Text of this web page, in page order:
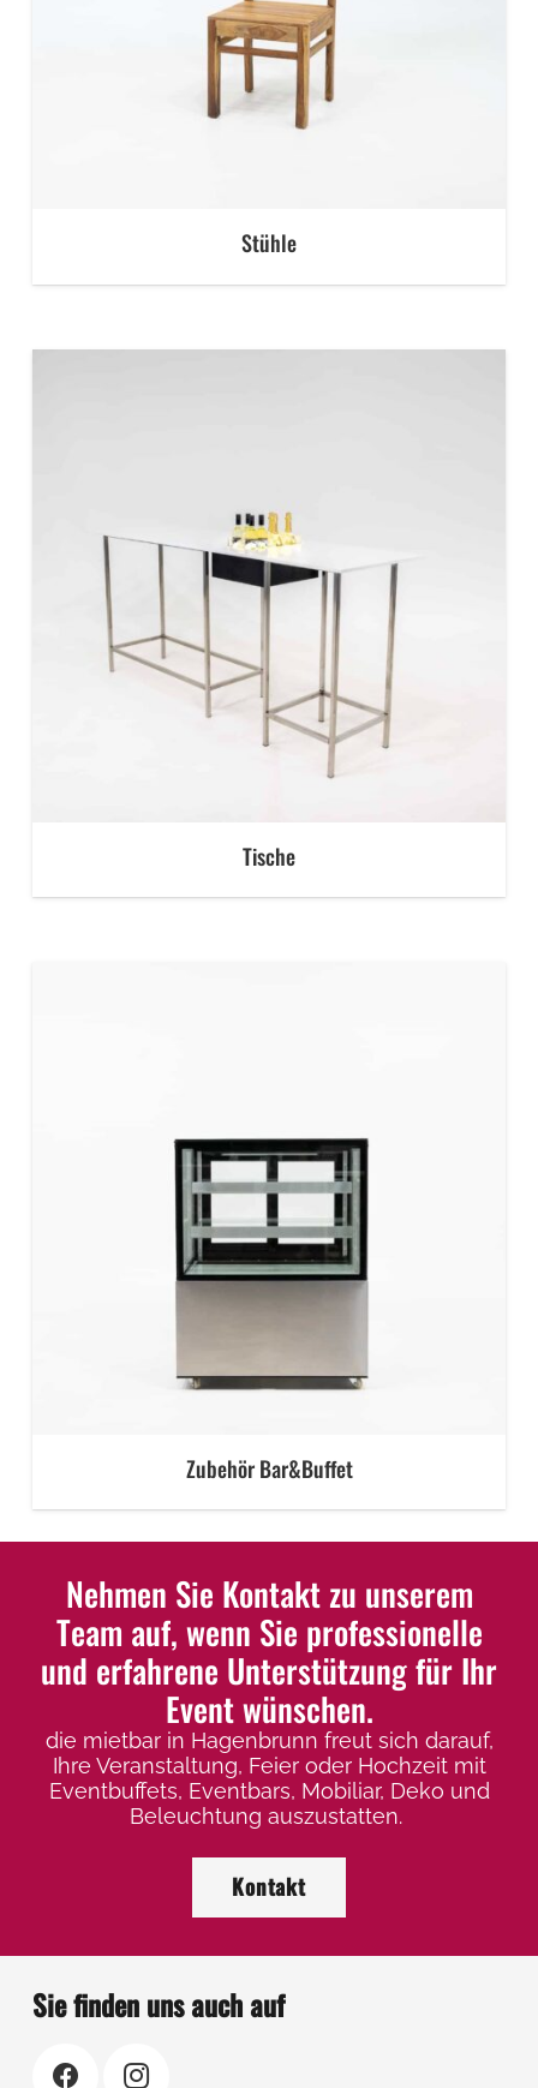
Stühle
Tische
Zubehör Bar&Buffet
Nehmen Sie Kontakt zu unserem
Team auf, wenn Sie professionelle
und erfahrene Unterstützung für Ihr
Event wünschen.
die mietbar in Hagenbrunn freut sich darauf,
Ihre Veranstaltung, Feier oder Hochzeit mit
Eventbuffets, Eventbars, Mobiliar, Deko und
Beleuchtung auszustatten.
Kontakt
Sie finden uns auch auf